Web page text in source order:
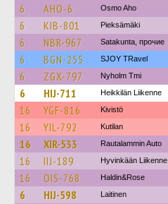
6 AHO-6 Osmo Aho
6 KIB-801 Pieksämäki
6 NBR-967 Satakunta, прочие
6 BGN-255 SJOY TRavel
6 ZGX-797 Nyholm Tmi
6 HIJ-711 Heikkilän Liikenne
16 YGF-816 Kivistö
16 YIL-792 Kutilan
16 XIR-533 Rautalammin Auto
16 IIJ-189 Hyvinkään Liikenne
16 OIS-768 Haldin&Rose
6 HIJ-598 Laitinen